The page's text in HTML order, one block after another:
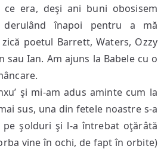
era, deşi ani buni obosisem
derulând înapoi pentru a mă
poetul Barrett, Waters, Ozzy
sau Ian. Am ajuns la Babele cu o
şi mi-am adus aminte cum la
sus, una din fetele noastre s-a
şolduri şi l-a întrebat oţărâtă
vine în ochi, de fapt în orbite)